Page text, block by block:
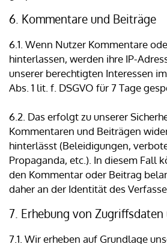
6. Kommentare und Beiträge
6.1. Wenn Nutzer Kommentare
hinterlassen, werden ihre IP-
unserer berechtigten Interessen
Abs. 1 lit. f. DSGVO für 7 Tage
6.2. Das erfolgt zu unserer
Kommentaren und Beiträgen
hinterlässt (Beleidigungen,
Propaganda, etc.). In diesem Fall
den Kommentar oder Beitrag
daher an der Identität des
7. Erhebung von Zugriffsdaten
7.1. Wir erheben auf Grundlage